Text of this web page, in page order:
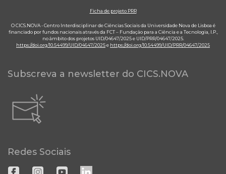
Ficha de projeto PRR
O CICS.NOVA - Centro Interdisciplinar de Ciências Sociais da Universidade Nova de Lisboa é
financiado por fundos nacionais através da FCT – Fundação para a Ciência e a Tecnologia, I.P.,
no âmbito dos projetos UID/04647/2025 e UID/PRR/04647/2025.
https://doi.org/10.54499/UID/04647/2025e https://doi.org/10.54499/UID/PRR/04647/2025
Subscreva a newsletter do CICS.NOVA
Redes Sociais